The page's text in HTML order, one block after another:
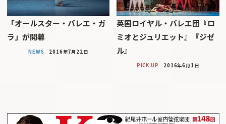
「オールスター・バレエ・ガ
ラ」が開幕
NEWS 2016年7月22日
英国ロイヤル・バレエ団『ロ
ミオとジュリエット』『ジゼ
ル』
PICK UP 2016年6月1日